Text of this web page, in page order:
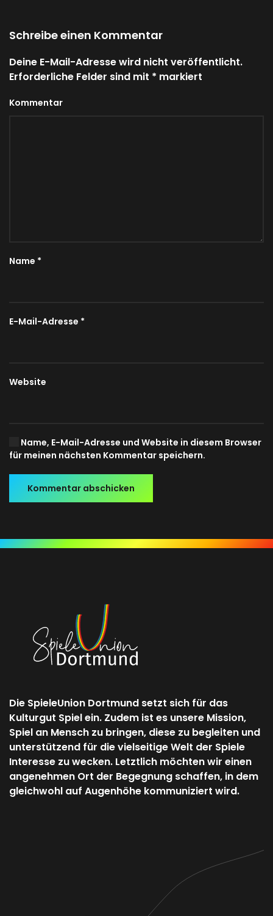
Schreibe einen Kommentar
Deine E-Mail-Adresse wird nicht veröffentlicht.
Erforderliche Felder sind mit * markiert
Kommentar
Name *
E-Mail-Adresse *
Website
Name, E-Mail-Adresse und Website in diesem Browser
für meinen nächsten Kommentar speichern.
Kommentar abschicken
Die SpieleUnion Dortmund setzt sich für das
Kulturgut Spiel ein. Zudem ist es unsere Mission,
Spiel an Mensch zu bringen, diese zu begleiten und
unterstützend für die vielseitige Welt der Spiele
Interesse zu wecken. Letztlich möchten wir einen
angenehmen Ort der Begegnung schaffen, in dem
gleichwohl auf Augenhöhe kommuniziert wird.